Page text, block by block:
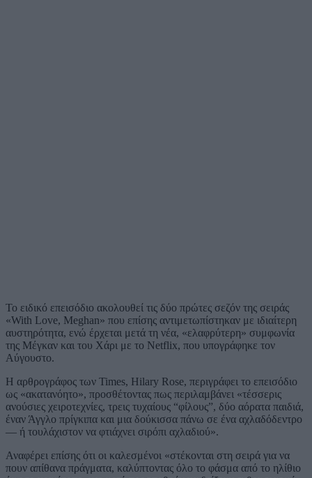
Το ειδικό επεισόδιο ακολουθεί τις δύο πρώτες σεζόν της σειράς
«With Love, Meghan» που επίσης αντιμετωπίστηκαν με ιδιαίτερη
αυστηρότητα, ενώ έρχεται μετά τη νέα, «ελαφρύτερη» συμφωνία
της Μέγκαν και του Χάρι με το Netflix, που υπογράφηκε τον
Αύγουστο.
Η αρθρογράφος των Times, Hilary Rose, περιγράφει το επεισόδιο
ως «ακατανόητο», προσθέτοντας πως περιλαμβάνει «τέσσερις
ανούσιες χειροτεχνίες, τρεις τυχαίους “φίλους”, δύο αόρατα παιδιά,
έναν Άγγλο πρίγκιπα και μια δούκισσα πάνω σε ένα αχλαδόδεντρο
— ή τουλάχιστον να φτιάχνει σιρόπι αχλαδιού».
Αναφέρει επίσης ότι οι καλεσμένοι «στέκονται στη σειρά για να
πουν απίθανα πράγματα, καλύπτοντας όλο το φάσμα από το ηλίθιο